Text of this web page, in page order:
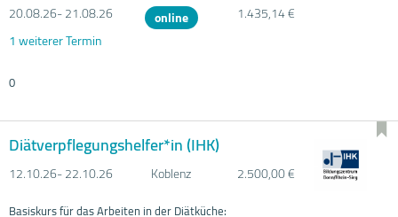
20.08.26- 21.08.26 online
1.435,14 €
1 weiterer Termin
0
Diätverpflegungshelfer*in (IHK)
12.10.26- 22.10.26 Koblenz 2.500,00 €
Basiskurs für das Arbeiten in der Diätküche: